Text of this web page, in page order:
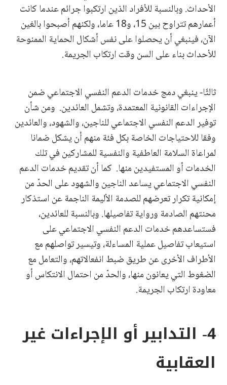
الأحداث. وبالنسبة للأفراد الذين ارتكبوا جرائم عندما كانت
أعمارهم تتراوح بين 15، و18 عاما، ولكنهم أصبحوا بالغين
الآن، فينبغي أن يحصلوا على نفس أشكال الحماية الممنوحة
للأحداث بناء على السن وقت ارتكاب الجريمة.
ثالثًا- ينبغي دمج خدمات الدعم النفسي الاجتماعي ضمن
الإجراءات القانونية المعتمدة، وتشمل العائدين. ومن شأن
توفير الدعم النفسي الاجتماعي للناجين، والشهود، والعائدين
وفقا للاحتياجات الخاصة بكل فئة منهم أن يشكل ضمانا
لمراعاة السلامة العاطفية والنفسية للمشاركين في تلك
الخدمات أو المستفيدين منها. كما أن تقديم خدمات الدعم
النفسي الاجتماعي يساعد الناجين والشهود على الحدّ من
إمكانية تكرار تعرضهم للصدمة الأليمة الناجمة عن استذكار
محنتهم الصادمة ورواية تفاصيلها. وبالنسبة للعائدين،
فستساعدهم خدمات الدعم النفسي الاجتماعي على
استيعاب تفاصيل عملية المساءلة، وتيسير تواصلهم مع
الأطراف الأخرى عن طريق ضبط انفعالاتهم، والتعامل مع
الضغوط التي يعانون منها، والحدّ من احتمال الانتكاس أو
معاودة ارتكاب الجريمة.
4- التدابير أو الإجراءات غير
العقابية